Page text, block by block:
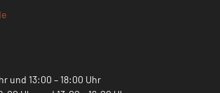
und 13:00 – 18:00 Uhr